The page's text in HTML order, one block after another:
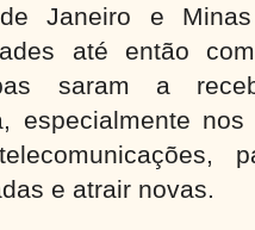
Janeiro e
até então
saram a
especialmente
e atrair novas.